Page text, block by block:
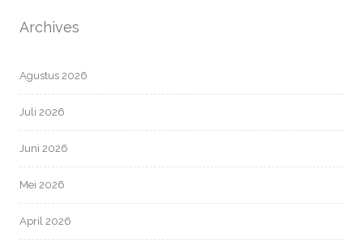
Archives
Agustus 2026
Juli 2026
Juni 2026
Mei 2026
April 2026